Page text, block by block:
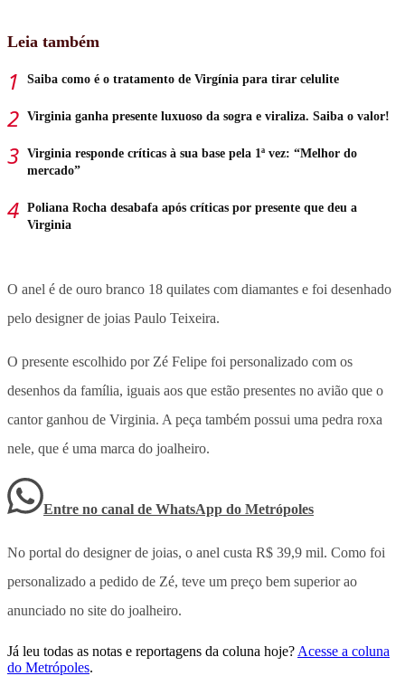
Leia também
Saiba como é o tratamento de Virgínia para tirar celulite
Virginia ganha presente luxuoso da sogra e viraliza. Saiba o valor!
Virginia responde críticas à sua base pela 1ª vez: “Melhor do
mercado”
Poliana Rocha desabafa após críticas por presente que deu a
Virginia
O anel é de ouro branco 18 quilates com diamantes e foi desenhado
pelo designer de joias Paulo Teixeira.
O presente escolhido por Zé Felipe foi personalizado com os
desenhos da família, iguais aos que estão presentes no avião que o
cantor ganhou de Virginia. A peça também possui uma pedra roxa
nele, que é uma marca do joalheiro.
Entre no canal de WhatsApp do Metrópoles
No portal do designer de joias, o anel custa R$ 39,9 mil. Como foi
personalizado a pedido de Zé, teve um preço bem superior ao
anunciado no site do joalheiro.
Já leu todas as notas e reportagens da coluna hoje? Acesse a coluna
do Metrópoles.